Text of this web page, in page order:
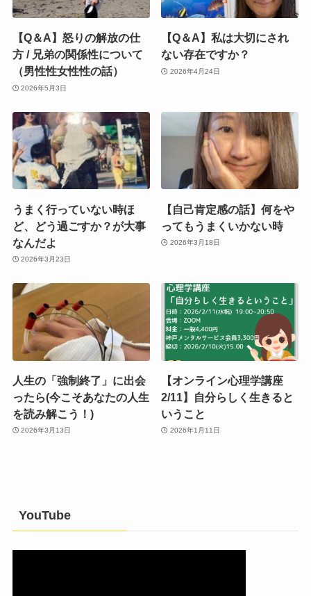
【Q＆A】怒りの解放の仕
方 / 兄弟の関係性について
（男性性女性性の話）
2026年5月3日
【Q＆A】私は大切にされ
ない存在ですか？
2026年4月24日
うまく行っていない時ほ
ど、どう過ごすか？が大事
なんだよ
2026年3月23日
【自己肯定感の話】何をや
ってもうまくいかない時
2026年3月18日
人生の「強制終了」に出会
ったら(今こそあなたの人生
を読み解こう！)
2026年3月13日
【オンライン心理学講座
2/11】自分らしく生きると
いうこと
2026年1月11日
YouTube